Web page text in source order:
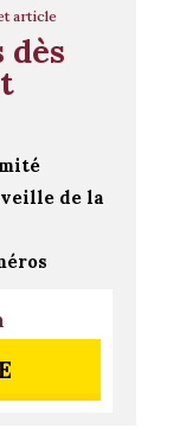
article
dès
de la